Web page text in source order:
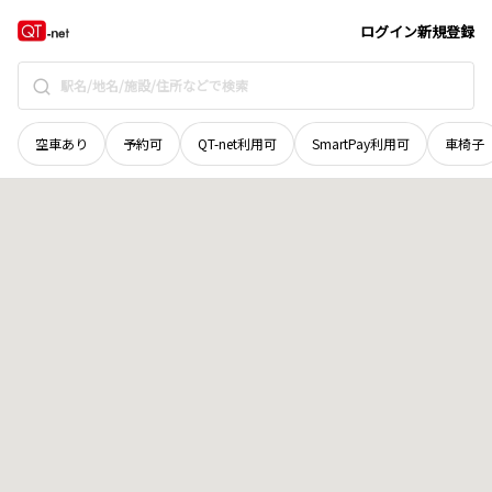
ログイン新規登録
空車あり 予約可 QT-net利用可 SmartPay利用可 車椅子
新潟県